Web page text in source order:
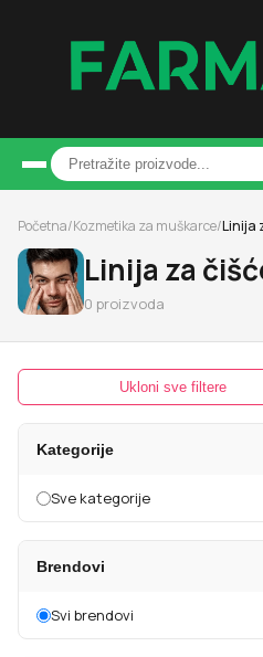
Početna/Kozmetika za muškarce/Linija
Linija za
0 proizvoda
Ukloni sve filtere
Kategorije
Sve kategorije
Brendovi
Svi brendovi